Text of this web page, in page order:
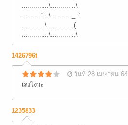
..............\.............\
..........''...\.......... _.·´
............\..............(
..............\.............\
1426796t
วันที่ 28 เมษายน 64
เล่งไงวะ
1235833